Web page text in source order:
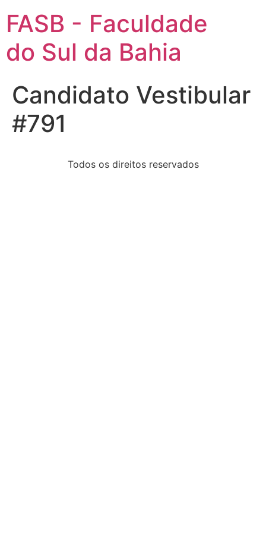
FASB - Faculdade
do Sul da Bahia
Candidato Vestibular
#791
Todos os direitos reservados